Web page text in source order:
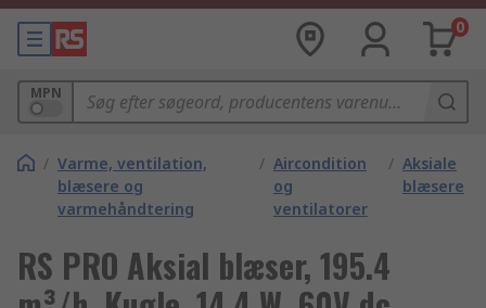
0
MPN
/ Varme, ventilation,
blæsere og
varmehåndtering
/ Aircondition
og
ventilatorer
/ Aksiale
blæsere
RS PRO Aksial blæser, 195.4